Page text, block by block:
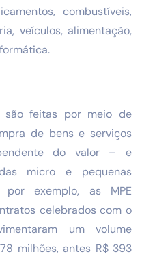
combustíveis,
veículos, alimentação,
são feitas por meio de
de bens e serviços
do valor – e
micro e pequenas
por exemplo, as MPE
celebrados com o
um volume
milhões, antes R$ 393